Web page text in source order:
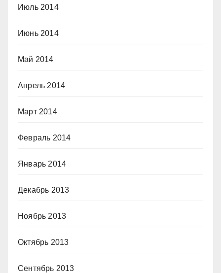
Июль 2014
Июнь 2014
Май 2014
Апрель 2014
Март 2014
Февраль 2014
Январь 2014
Декабрь 2013
Ноябрь 2013
Октябрь 2013
Сентябрь 2013